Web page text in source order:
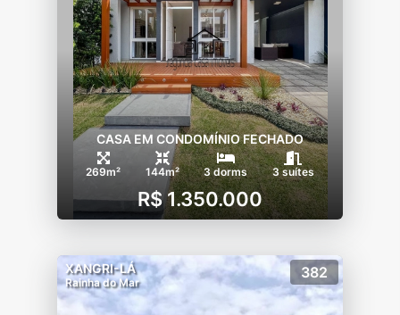
CASA EM CONDOMÍNIO FECHADO
269m² 144m² 3 dorms 3 suítes
R$ 1.350.000
XANGRI-LÁ
Rainha do Mar
382